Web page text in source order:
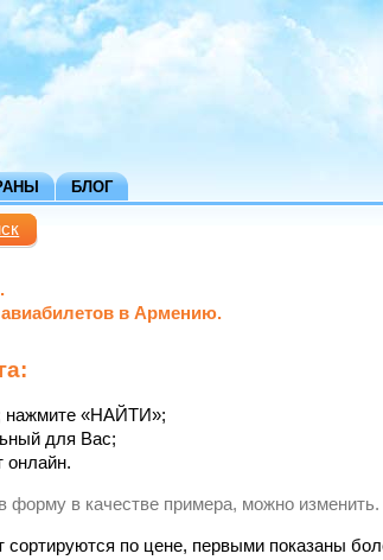
БЛОГ
в Армению.
нажмите «НАЙТИ»;
для Вас;
онлайн.
форму в качестве примера, можно изменить.
сортируются по цене, первыми показаны